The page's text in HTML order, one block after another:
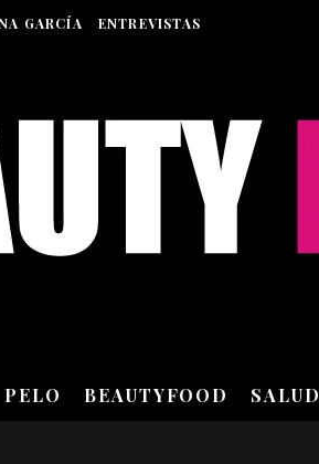
GARCÍA ENTREVISTAS
PELO BEAUTYFOOD SALUD